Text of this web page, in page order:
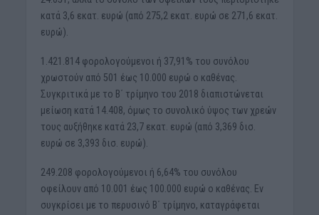
κατά 3,6 εκατ. ευρώ (από 275,2 εκατ. ευρώ σε 271,6 εκατ.
ευρώ).
1.421.814 φορολογούμενοι ή 37,91% του συνόλου
χρωστούν από 501 έως 10.000 ευρώ ο καθένας.
Συγκριτικά με το Β΄ τρίμηνο του 2018 διαπιστώνεται
μείωση κατά 14.408, όμως το συνολικό ύψος των χρεών
τους αυξήθηκε κατά 23,7 εκατ. ευρώ (από 3,369 δισ.
ευρώ σε 3,393 δισ. ευρώ).
249.208 φορολογούμενοι ή 6,64% του συνόλου
οφείλουν από 10.001 έως 100.000 ευρώ ο καθένας. Εν
συγκρίσει με το περυσινό Β΄ τρίμηνο, καταγράφεται